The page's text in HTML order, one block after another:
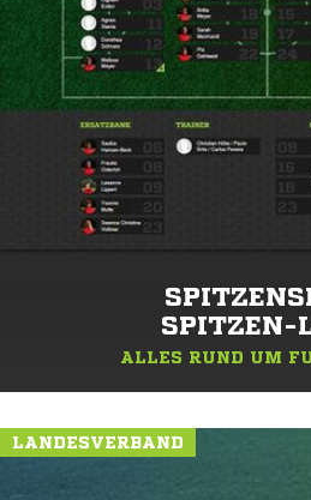
SPITZEN-
ALLES RUND UM
LANDESVERBAND